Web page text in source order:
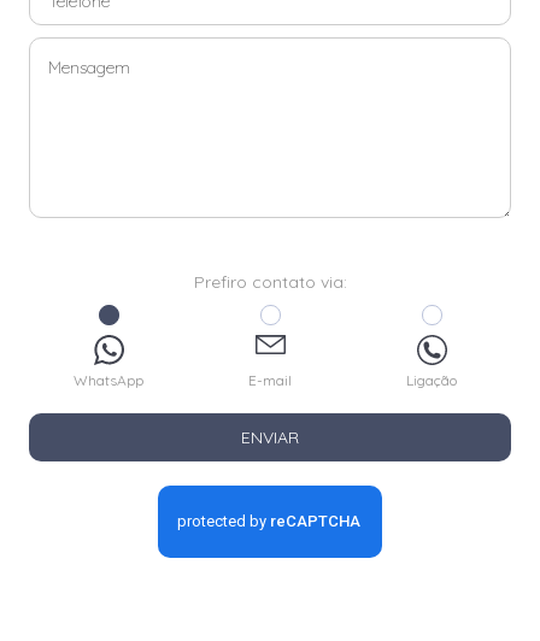
Prefiro contato via:
WhatsApp E-mail Ligação
ENVIAR